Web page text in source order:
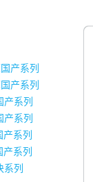
产系列
产系列
产系列
产系列
系列
系列
系列